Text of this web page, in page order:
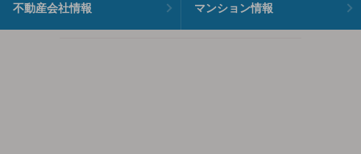
不動産会社情報 マンション情報